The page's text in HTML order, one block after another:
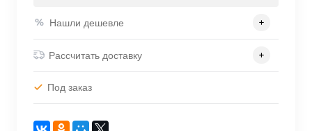
Нашли дешевле
Рассчитать доставку
Под заказ